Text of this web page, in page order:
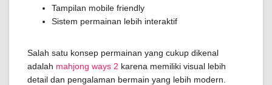
Tampilan mobile friendly
Sistem permainan lebih interaktif
Salah satu konsep permainan yang cukup dikenal
adalah mahjong ways 2 karena memiliki visual lebih
detail dan pengalaman bermain yang lebih modern.